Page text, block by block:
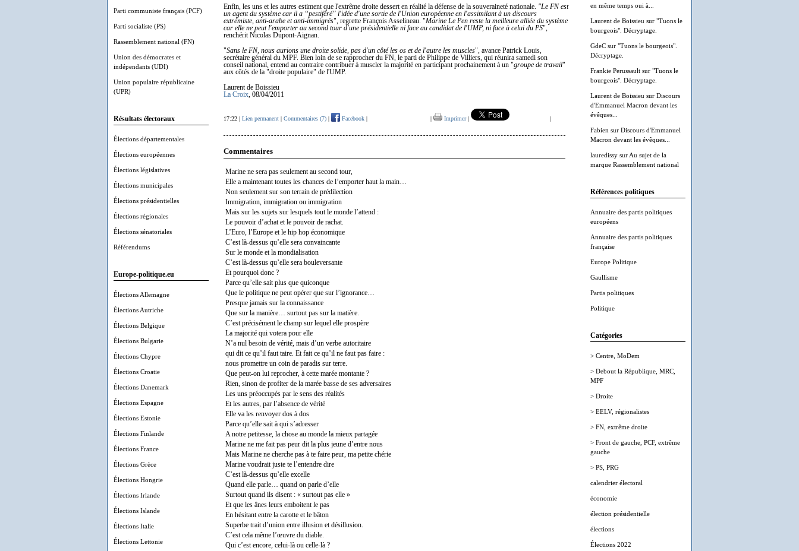
Parti communiste français (PCF)
Parti socialiste (PS)
Rassemblement national (FN)
Union des démocrates et
indépendants (UDI)
Union populaire républicaine
(UPR)
Résultats électoraux
Élections départementales
Élections européennes
Élections législatives
Élections municipales
Élections présidentielles
Élections régionales
Élections sénatoriales
Référendums
Europe-politique.eu
Élections Allemagne
Élections Autriche
Élections Belgique
Élections Bulgarie
Élections Chypre
Élections Croatie
Élections Danemark
Élections Espagne
Élections Estonie
Élections Finlande
Élections France
Élections Grèce
Élections Hongrie
Élections Irlande
Élections Islande
Élections Italie
Élections Lettonie
en même temps oui à...
Laurent de Boissieu sur "Tuons le
bourgeois". Décryptage.
GdeC sur "Tuons le bourgeois".
Décryptage.
Frankie Perussault sur "Tuons le
bourgeois". Décryptage.
Laurent de Boissieu sur Discours
d'Emmanuel Macron devant les
évêques...
Fabien sur Discours d'Emmanuel
Macron devant les évêques...
lauredissy sur Au sujet de la
marque Rassemblement national
Références politiques
Annuaire des partis politiques
européens
Annuaire des partis politiques
française
Europe Politique
Gaullisme
Partis politiques
Politique
Catégories
> Centre, MoDem
> Debout la République, MRC,
MPF
> Droite
> EELV, régionalistes
> FN, extrême droite
> Front de gauche, PCF, extrême
gauche
> PS, PRG
calendrier électoral
économie
élection présidentielle
élections
Élections 2022
Enfin, les uns et les autres estiment que l'extrême droite dessert en réalité la défense de la souveraineté nationale. "Le FN est
un agent du système car il a ‘‘pestiféré'' l'idée d'une sortie de l'Union européenne en l'assimilant à un discours
extrémiste, anti-arabe et anti-immigrés", regrette François Asselineau. "Marine Le Pen reste la meilleure alliée du système
car elle ne peut l'emporter au second tour d'une présidentielle ni face au candidat de l'UMP, ni face à celui du PS",
renchérit Nicolas Dupont-Aignan.
"Sans le FN, nous aurions une droite solide, pas d'un côté les os et de l'autre les muscles", avance Patrick Louis,
secrétaire général du MPF. Bien loin de se rapprocher du FN, le parti de Philippe de Villiers, qui réunira samedi son
conseil national, entend au contraire contribuer à muscler la majorité en participant prochainement à un "groupe de travail"
aux côtés de la "droite populaire" de l'UMP.
Laurent de Boissieu
La Croix , 08/04/2011
17:22 | Lien permanent | Commentaires (7) | Facebook | | Imprimer| |
Commentaires
Marine ne sera pas seulement au second tour,
Elle a maintenant toutes les chances de l’emporter haut la main…
Non seulement sur son terrain de prédilection
Immigration, immigration ou immigration
Mais sur les sujets sur lesquels tout le monde l’attend :
Le pouvoir d’achat et le pouvoir de rachat.
L’Euro, l’Europe et le hip hop économique
C’est là-dessus qu’elle sera convaincante
Sur le monde et la mondialisation
C’est là-dessus qu’elle sera bouleversante
Et pourquoi donc ?
Parce qu’elle sait plus que quiconque
Que le politique ne peut opérer que sur l’ignorance…
Presque jamais sur la connaissance
Que sur la manière… surtout pas sur la matière.
C’est précisément le champ sur lequel elle prospère
La majorité qui votera pour elle
N’a nul besoin de vérité, mais d’un verbe autoritaire
qui dit ce qu’il faut taire. Et fait ce qu’il ne faut pas faire :
nous promettre un coin de paradis sur terre.
Que peut-on lui reprocher, à cette marée montante ?
Rien, sinon de profiter de la marée basse de ses adversaires
Les uns préoccupés par le sens des réalités
Et les autres, par l’absence de vérité
Elle va les renvoyer dos à dos
Parce qu’elle sait à qui s’adresser
A notre petitesse, la chose au monde la mieux partagée
Marine ne me fait pas peur dit la plus jeune d’entre nous
Mais Marine ne cherche pas à te faire peur, ma petite chérie
Marine voudrait juste te l’entendre dire
C’est là-dessus qu’elle excelle
Quand elle parle… quand on parle d’elle
Surtout quand ils disent : « surtout pas elle »
Et que les ânes leurs emboitent le pas
En hésitant entre la carotte et le bâton
Superbe trait d’union entre illusion et désillusion.
C’est cela même l’œuvre du diable.
Qui c’est encore, celui-là ou celle-là ?